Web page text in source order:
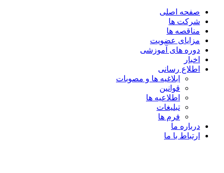
صفحه اصلی
شرکت ها
مناقصه ها
مزایای عضویت
دوره های آموزشی
اخبار
اطلاع رسانی
ابلاغیه ها و مصوبات
قوانین
اطلاعیه ها
تبلیغات
فرم ها
درباره ما
ارتباط با ما